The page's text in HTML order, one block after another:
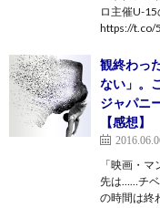
ロ主催U-
https://t.co/
観終わっ
ない」。
ジャパニ
【感想】
「映画・
先は……チ
の時間は終